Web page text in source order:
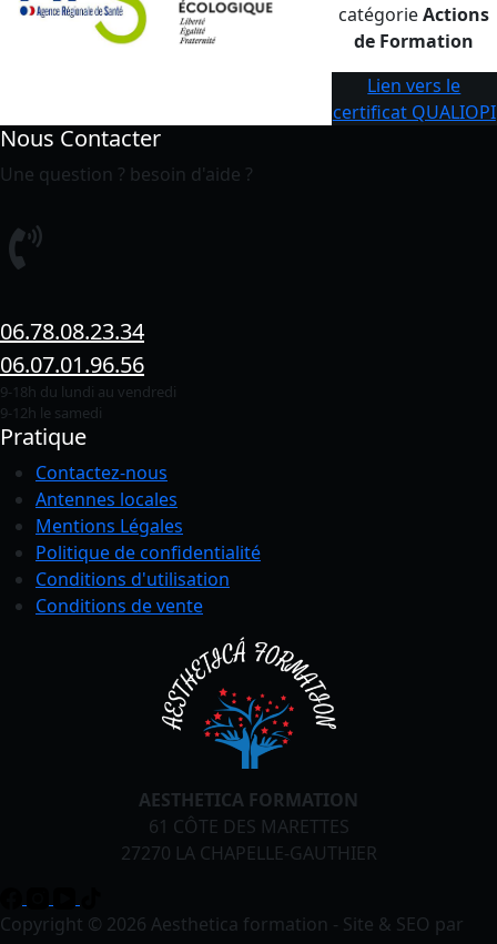
catégorieActions
de Formation
Lien vers le
certificat QUALIOPI
Nous Contacter
Une question ? besoin d'aide ?
06.78.08.23.34
06.07.01.96.56
9-18h du lundi au vendredi
9-12h le samedi
Pratique
Contactez-nous
Antennes locales
Mentions Légales
Politique de confidentialité
Conditions d'utilisation
Conditions de vente
AESTHETICA FORMATION
61 CÔTE DES MARETTES
27270 LA CHAPELLE-GAUTHIER
Copyright © 2026 Aesthetica formation - Site & SEO par